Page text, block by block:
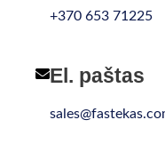
+370 653 71225
El. paštas